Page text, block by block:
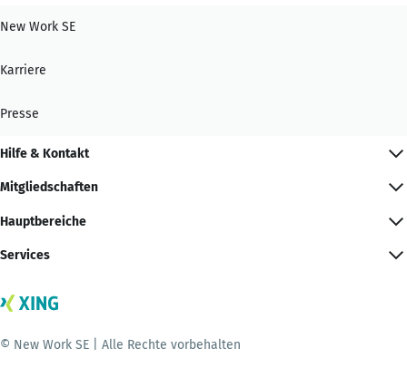
New Work SE
Karriere
Presse
Hilfe & Kontakt
Mitgliedschaften
Hauptbereiche
Services
© New Work SE | Alle Rechte vorbehalten